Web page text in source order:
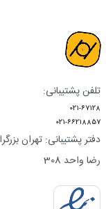
تلفن پشتیبانی:
021-67128
021-66218857
دفتر پشتیبانی: تهران
رضا واحد 308